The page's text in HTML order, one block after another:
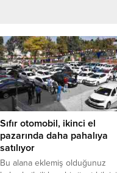
Sıfır otomobil, ikinci el
pazarında daha pahalıya
satılıyor
Bu alana eklemiş olduğunuz